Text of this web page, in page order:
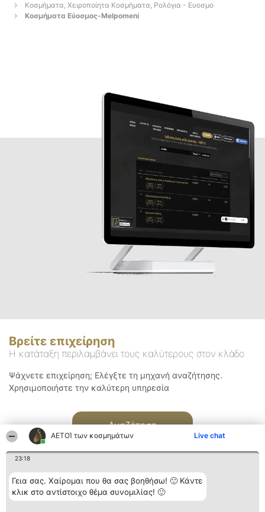
ΑΕΤΟΊ των κοσμημάτων Live chat
23:18
Γεια σας. Χαίρομαι που θα σας βοηθήσω! 🙂 Κάντε
κλικ στο αντίστοιχο θέμα συνομιλίας! 🙂
Κοσμήματα, Χειροποίητα Κοσμήματα, Ρολόγια - Ευοσμο
Κοσμήματα Εύοσμος-Melpomeni
Βρείτε επιχείρηση
Η κατάταξη περιλαμβάνει τους καλύτερους στον κλάδο
Ψάχνετε επιχείρηση; Ελέγξτε τη μηχανή αναζήτησης.
Χρησιμοποιήστε την καλύτερη υπηρεσία
Αναζήτηση